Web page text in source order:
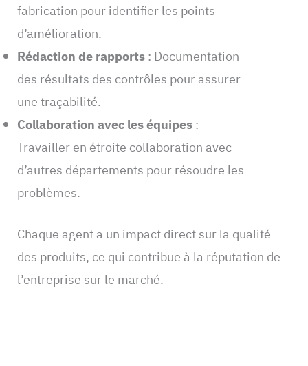
fabrication pour identifier les points
d’amélioration.
Rédaction de rapports: Documentation
des résultats des contrôles pour assurer
une traçabilité.
Collaboration avec les équipes:
Travailler en étroite collaboration avec
d’autres départements pour résoudre les
problèmes.
Chaque agent a un impact direct sur la qualité
des produits, ce qui contribue à la réputation de
l’entreprise sur le marché.